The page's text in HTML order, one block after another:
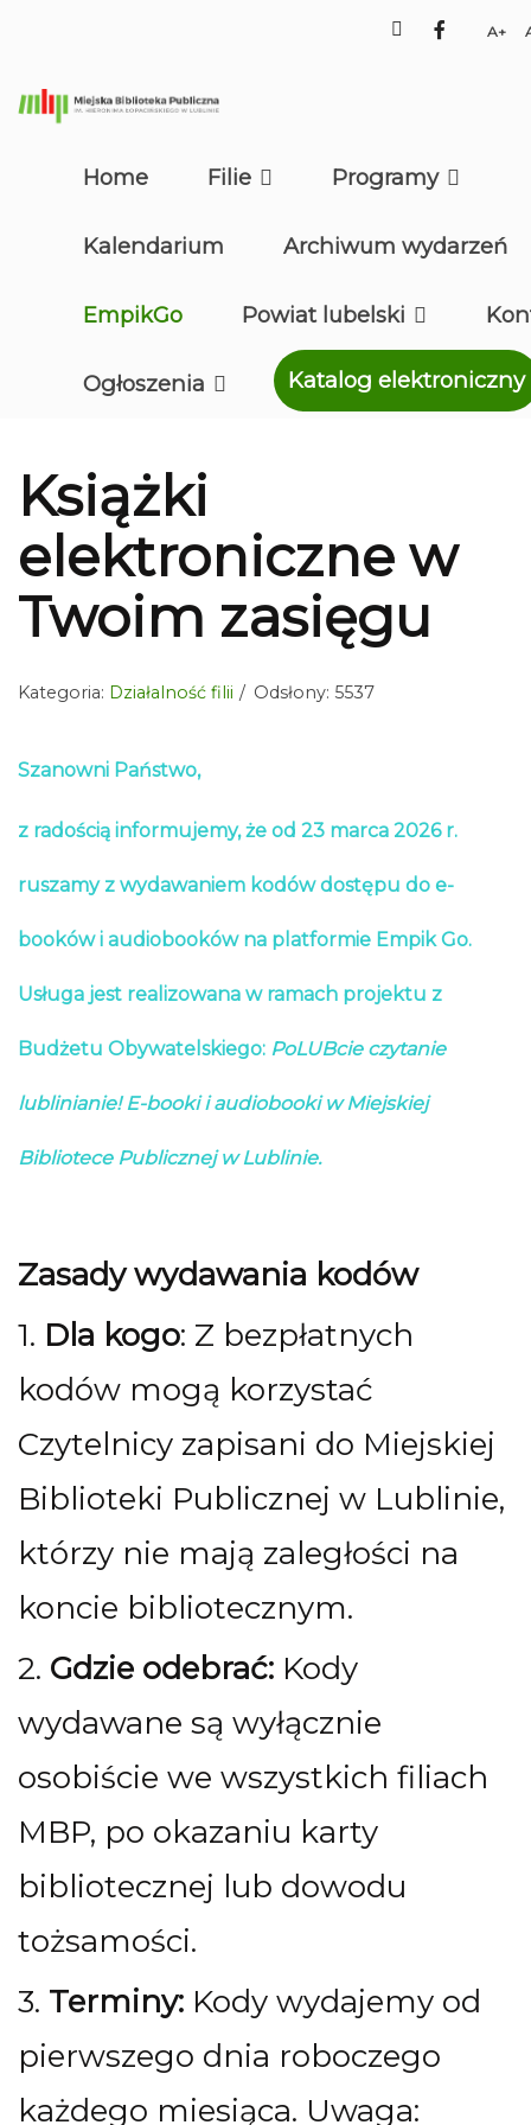
Home Filie Programy
Kalendarium Archiwum wydarzeń
EmpikGo Powiat lubelski
Ogłoszenia Katalog elektroniczny
Książki
elektroniczne w
Twoim zasięgu
Kategoria: Działalność filii Odsłony: 5537
Szanowni Państwo,
z radością informujemy, że od 23 marca 2026 r.
ruszamy z wydawaniem kodów dostępu do e-
booków i audiobooków na platformie Empik Go.
Usługa jest realizowana w ramach projektu z
Budżetu Obywatelskiego: PoLUBcie czytanie
lublinianie! E-booki i audiobooki w Miejskiej
Bibliotece Publicznej w Lublinie.
Zasady wydawania kodów
1. Dla kogo: Z bezpłatnych
kodów mogą korzystać
Czytelnicy zapisani do Miejskiej
Biblioteki Publicznej w Lublinie,
którzy nie mają zaległości na
koncie bibliotecznym.
2. Gdzie odebrać: Kody
wydawane są wyłącznie
osobiście we wszystkich filiach
MBP, po okazaniu karty
bibliotecznej lub dowodu
tożsamości.
3. Terminy: Kody wydajemy od
pierwszego dnia roboczego
każdego miesiąca. Uwaga: